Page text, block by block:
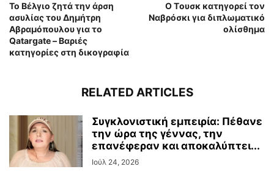
Το Βέλγιο ζητά την άρση
ασυλίας του Δημήτρη
Αβραμόπουλου για το
Qatargate – Βαριές
κατηγορίες στη δικογραφία
Ο Tουσκ κατηγορεί τον
Nαβρόσκι για διπλωματικό
ολίσθημα
RELATED ARTICLES
Συγκλονιστική εμπειρία: Πέθανε
την ώρα της γέννας, την
επανέφεραν και αποκαλύπτει...
Ιούλ 24, 2026